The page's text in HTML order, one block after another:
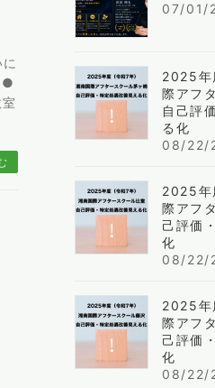
●
07/01/
2025年
際アフ
自己評
る化
08/22/
2025年
際アフ
己評価
化
08/22/
2025年
際アフ
己評価
化
08/22/